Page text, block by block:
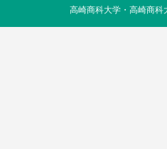
高崎商科大学・高崎商科